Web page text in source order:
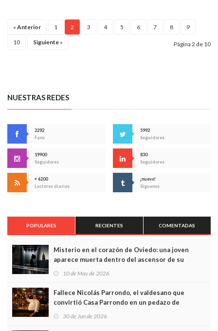
« Anterior 1 2 3 4 5 6 7 8 9
10 Siguiente » Página 2 de 10
NUESTRAS REDES
2292
Fans
5992
Seguidores
19900
Seguidores
830
Seguidores
+ 6200
Lectores diarios
¡nuevo!
Síguenos
POPULARES RECIENTES COMENTADAS
Misterio en el corazón de Oviedo: una joven
aparece muerta dentro del ascensor de su
edificio y las cámaras captan sus últimos minutos
10 de May de 2026
Fallece Nicolás Parrondo, el valdesano que
convirtió Casa Parrondo en un pedazo de
Asturias en Madrid
30 de Jun de 2026